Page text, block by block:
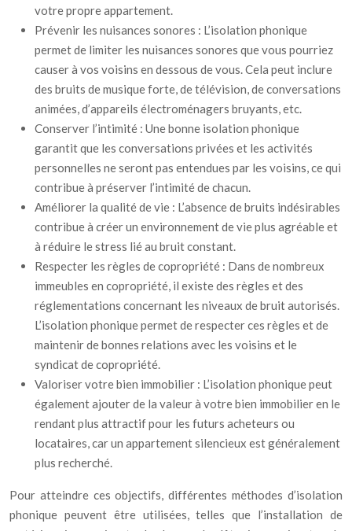
votre propre appartement.
Prévenir les nuisances sonores : L’isolation phonique
permet de limiter les nuisances sonores que vous pourriez
causer à vos voisins en dessous de vous. Cela peut inclure
des bruits de musique forte, de télévision, de conversations
animées, d’appareils électroménagers bruyants, etc.
Conserver l’intimité : Une bonne isolation phonique
garantit que les conversations privées et les activités
personnelles ne seront pas entendues par les voisins, ce qui
contribue à préserver l’intimité de chacun.
Améliorer la qualité de vie : L’absence de bruits indésirables
contribue à créer un environnement de vie plus agréable et
à réduire le stress lié au bruit constant.
Respecter les règles de copropriété : Dans de nombreux
immeubles en copropriété, il existe des règles et des
réglementations concernant les niveaux de bruit autorisés.
L’isolation phonique permet de respecter ces règles et de
maintenir de bonnes relations avec les voisins et le
syndicat de copropriété.
Valoriser votre bien immobilier : L’isolation phonique peut
également ajouter de la valeur à votre bien immobilier en le
rendant plus attractif pour les futurs acheteurs ou
locataires, car un appartement silencieux est généralement
plus recherché.
Pour atteindre ces objectifs, différentes méthodes d’isolation
phonique peuvent être utilisées, telles que l’installation de